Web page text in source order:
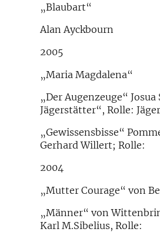
„Blaubart“
Alan Ayckbourn
2005
„Maria Magdalena“
„Der Augenzeuge“
Jägerstätter“, Rolle:
„Gewissensbisse“
Gerhard Willert; Rolle:
2004
„Mutter Courage“ von
„Männer“ von
Karl M.Sibelius, Rolle: